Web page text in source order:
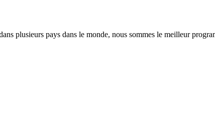
plusieurs pays dans le monde, nous sommes le meilleur